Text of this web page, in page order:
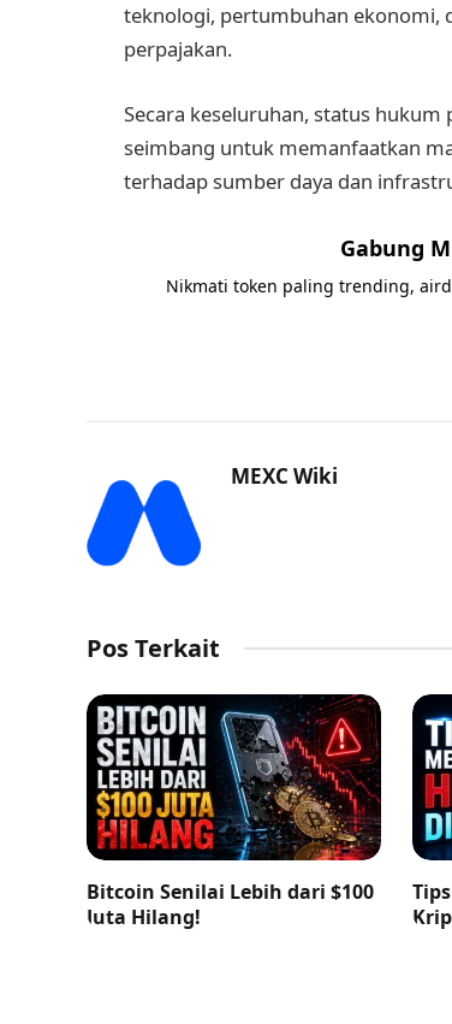
teknologi, pertumbuhan ekonomi,
perpajakan.
Secara keseluruhan, status
seimbang untuk memanfaatkan
terhadap sumber daya dan
Gabung
Nikmati token paling trending,
MEXC Wiki
Pos Terkait
Bitcoin Senilai Lebih dari $100
Juta Hilang!